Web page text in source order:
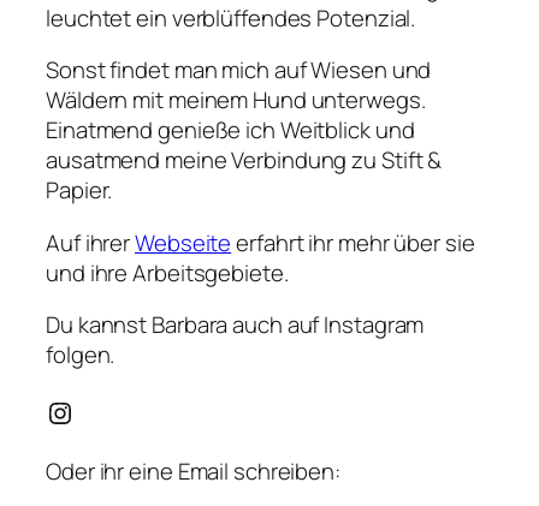
leuchtet ein verblüffendes Potenzial.
Sonst findet man mich auf Wiesen und
Wäldern mit meinem Hund unterwegs.
Einatmend genieße ich Weitblick und
ausatmend meine Verbindung zu Stift &
Papier.
Auf ihrerWebseiteerfahrt ihr mehr über sie
und ihre Arbeitsgebiete.
Du kannst Barbara auch auf Instagram
folgen.
Instagram
Oder ihr eine Email schreiben: